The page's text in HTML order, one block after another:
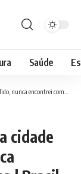
Saúde
com ele’, diz Zema | Brasil
cidade